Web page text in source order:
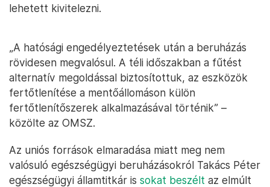
lehetett kivitelezni.
„A hatósági engedélyeztetések után a beruházás
rövidesen megvalósul. A téli időszakban a fűtést
alternatív megoldással biztosítottuk, az eszközök
fertőtlenítése a mentőállomáson külön
fertőtlenítőszerek alkalmazásával történik” –
közölte az OMSZ.
Az uniós források elmaradása miatt meg nem
valósuló egészségügyi beruházásokról Takács Péter
egészségügyi államtitkár is sokat beszélt az elmúlt